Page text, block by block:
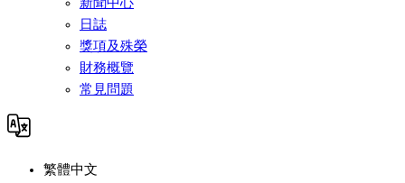
日誌
獎項及殊榮
財務概覽
常見問題
繁體中文